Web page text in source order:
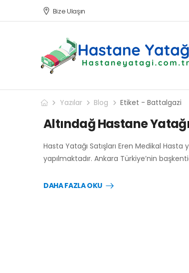
Bize Ulaşın
Yazılar Blog Etiket - Battalgazi
Altındağ Hastane
Hasta Yatağı Satışları Eren Medikal
yapılmaktadır. Ankara Türkiye’nin
DAHA FAZLA OKU